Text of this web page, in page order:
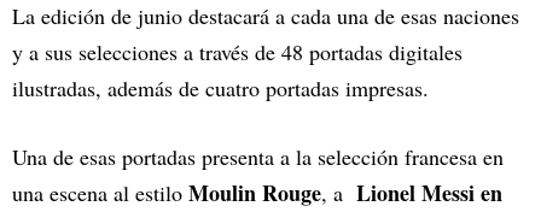
La edición de junio destacará a cada una de esas naciones
y a sus selecciones a través de 48 portadas digitales
ilustradas, además de cuatro portadas impresas.
Una de esas portadas presenta a la selección francesa en
una escena al estilo Moulin Rouge, a Lionel Messi en